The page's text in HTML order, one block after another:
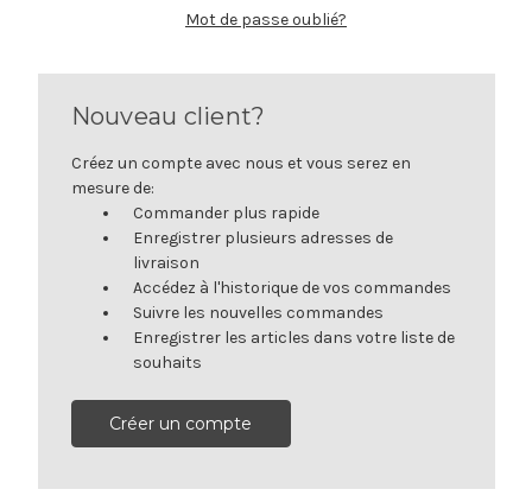
Mot de passe oublié?
Nouveau client?
Créez un compte avec nous et vous serez en
mesure de:
Commander plus rapide
Enregistrer plusieurs adresses de
livraison
Accédez à l'historique de vos commandes
Suivre les nouvelles commandes
Enregistrer les articles dans votre liste de
souhaits
Créer un compte